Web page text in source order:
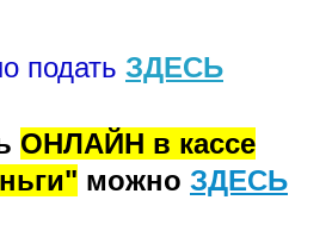
подать ЗДЕСЬ
ОНЛАЙН в кассе
можно ЗДЕСЬ